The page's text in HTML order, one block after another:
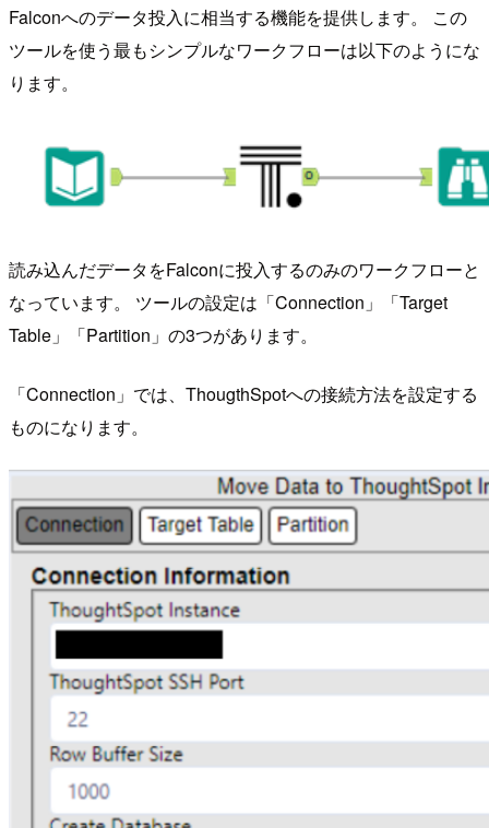
Falconへのデータ投入に相当する機能を提供します。 この
ツールを使う最もシンプルなワークフローは以下のようにな
ります。
読み込んだデータをFalconに投入するのみのワークフローと
なっています。 ツールの設定は「Connection」「Target
Table」「Partition」の3つがあります。
「Connection」では、ThougthSpotへの接続方法を設定する
ものになります。